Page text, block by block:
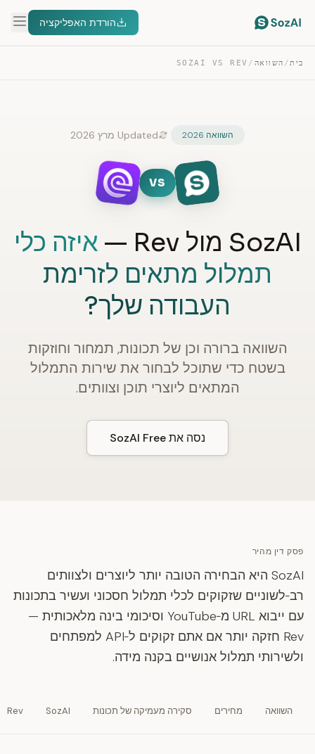
הורדת האפליקציה
בית/ השוואה /
SOZAI VS REV
השוואה 2026 Updated מרץ 2026
VS
SozAI מול Rev —
איזה כלי
תמלול מתאים לזרימת
העבודה שלך?
השוואה ברורה וכן של תכונות, תמחור וחוזקות
בשטח כדי שתוכל לבחור את שירות התמלול
המתאים ליוצרי תוכן וצוותים.
נסה את SozAI Free
פסק דין מהיר
SozAI היא הבחירה הטובה יותר ליוצרים ולצוותים
רב‑לשוניים שזקוקים לכלי תמלול חסכוני ועשיר בתכונות
עם ייבוא URL מ‑YouTube וסיכומי בינה מלאכותית —
Rev חזקה יותר אם אתם זקוקים ל‑API למפתחים
ולשירותי תמלול אנושיים בקנה מידה.
השוואה מחירים סקירה מעמיקה של תכונות SozAI
Rev